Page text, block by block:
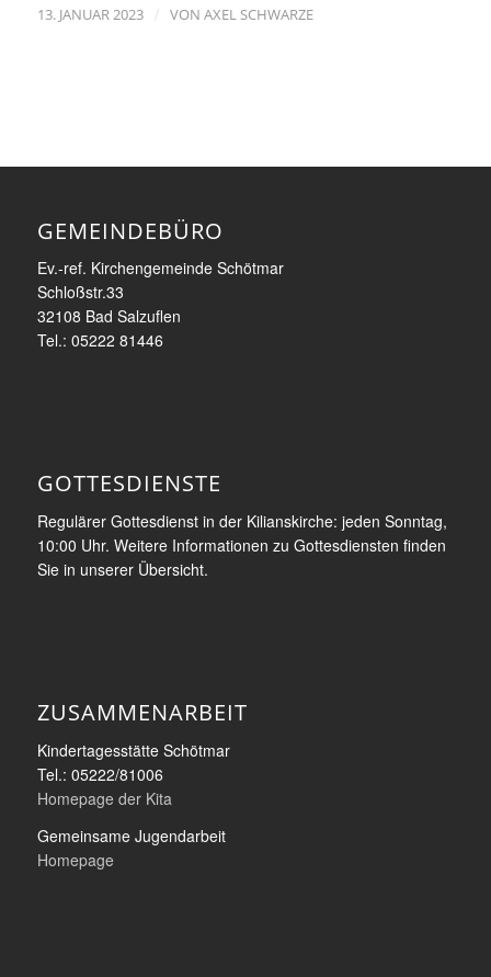
13. JANUAR 2023 / VON AXEL SCHWARZE
GEMEINDEBÜRO
Ev.-ref. Kirchengemeinde Schötmar
Schloßstr.33
32108 Bad Salzuflen
Tel.: 05222 81446
GOTTESDIENSTE
Regulärer Gottesdienst in der Kilianskirche: jeden Sonntag,
10:00 Uhr. Weitere Informationen zu Gottesdiensten finden
Sie in unserer Übersicht.
ZUSAMMENARBEIT
Kindertagesstätte Schötmar
Tel.: 05222/81006
Homepage der Kita
Gemeinsame Jugendarbeit
Homepage